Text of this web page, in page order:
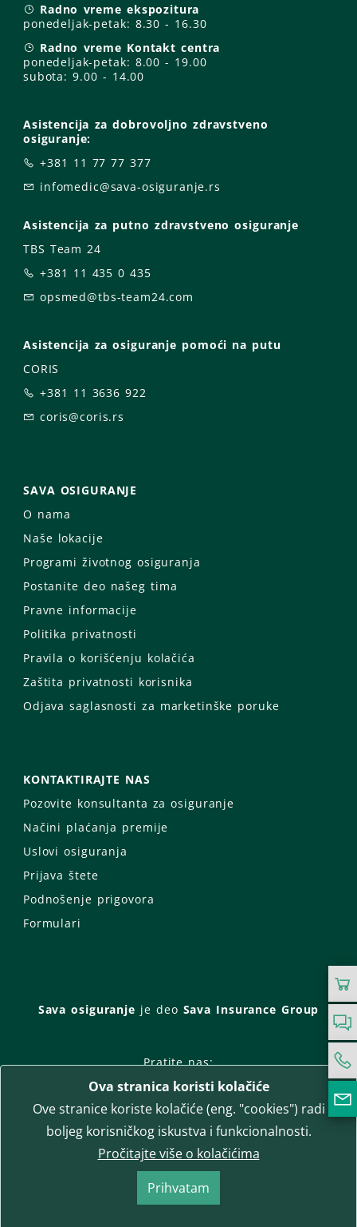
Radno vreme ekspozitura
ponedeljak-petak: 8.30 - 16.30
Radno vreme Kontakt centra
ponedeljak-petak: 8.00 - 19.00
subota: 9.00 - 14.00
Asistencija za dobrovoljno zdravstveno
osiguranje:
+381 11 77 77 377
infomedic@sava-osiguranje.rs
Asistencija za putno zdravstveno osiguranje
TBS Team 24
+381 11 435 0 435
opsmed@tbs-team24.com
Asistencija za osiguranje pomoći na putu
CORIS
+381 11 3636 922
coris@coris.rs
SAVA OSIGURANJE
O nama
Naše lokacije
Programi životnog osiguranja
Postanite deo našeg tima
Pravne informacije
Politika privatnosti
Pravila o korišćenju kolačića
Zaštita privatnosti korisnika
Odjava saglasnosti za marketinške poruke
KONTAKTIRAJTE NAS
Pozovite konsultanta za osiguranje
Načini plaćanja premije
Uslovi osiguranja
Prijava štete
Podnošenje prigovora
Formulari
Sava osiguranje je deo Sava Insurance Group
Pratite nas:
Facebook
Instagram
LinkedIn
Twitter
YouTube
WhatsApp
T-media d.o.o. | napredne komunikacije
Ova stranica koristi kolačiće
Ove stranice koriste kolačiće (eng. "cookies") radi
boljeg korisničkog iskustva i funkcionalnosti.
Pročitajte više o kolačićima
Prihvatam